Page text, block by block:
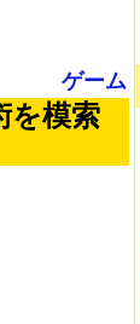
ゲーム
を模索